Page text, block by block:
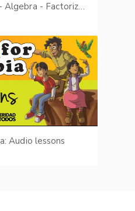
Academia Vasquez - Algebra - Factorización
Audio lessons